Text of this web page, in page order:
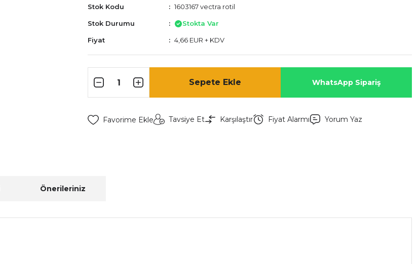
Stok Kodu 1603167 vectra rotil
Stok Durumu Stokta Var
Fiyat 4,66 EUR + KDV
Sepete Ekle WhatsApp Sipariş
Tavsiye Et Karşılaştır Fiyat Alarmı Yorum Yaz
Önerileriniz